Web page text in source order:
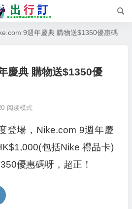
9週年慶典 購物送$1350優惠碼
慶典 購物送$1350優
阅读模式
登場，Nike.com 9週年慶
包括Nike 禮品卡)
優惠碼呀，超正！